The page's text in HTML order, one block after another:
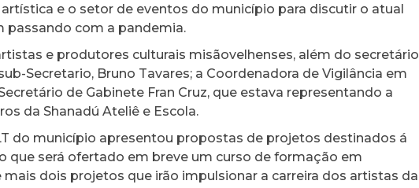
e o setor de eventos do município para discutir o atual
com a pandemia.
e produtores culturais misãovelhenses, além do secretário
Secretario, Bruno Tavares; a Coordenadora de Vigilância em
de Gabinete Fran Cruz, que estava representando a
da Shanadú Ateliê e Escola.
do município apresentou propostas de projetos destinados á
que será ofertado em breve um curso de formação em
dois projetos que irão impulsionar a carreira dos artistas da